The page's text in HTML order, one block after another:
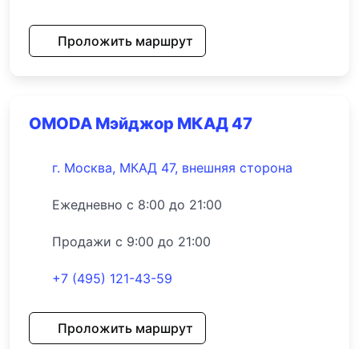
Проложить маршрут
OMODA Мэйджор МКАД 47
г. Москва, МКАД 47, внешняя сторона
Ежедневно с 8:00 до 21:00
Продажи с 9:00 до 21:00
+7 (495) 121-43-59
Проложить маршрут